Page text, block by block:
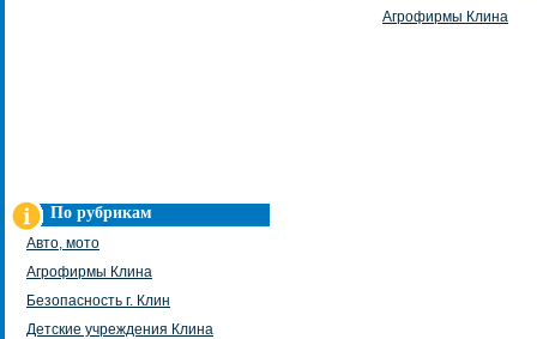
По рубрикам
Авто, мото
Агрофирмы Клина
Безопасность г. Клин
Детские учреждения Клина
Агрофирмы Клина